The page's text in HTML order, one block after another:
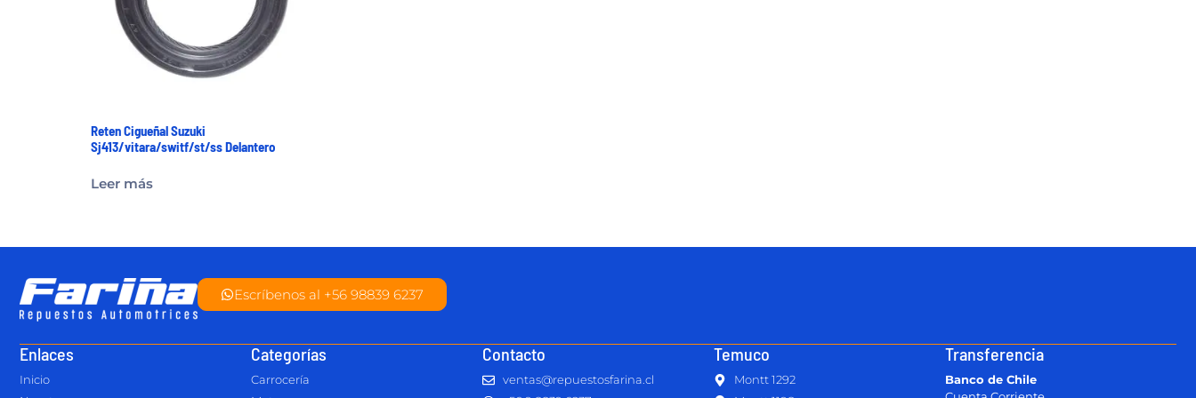
Reten Cigueñal Suzuki
Sj413/vitara/switf/st/ss Delantero
Leer más
Escríbenos al +56 98839 6237
Enlaces
Inicio
Categorías
Carrocería
Contacto
ventas@repuestosfarina.cl
Temuco
Montt 1292
Transferencia
Banco de Chile